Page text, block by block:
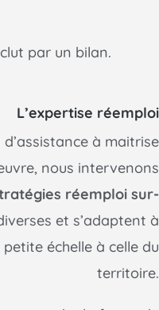
par un bilan.
L’expertise réemploi
à maitrise
nous intervenons
réemploi sur-
et s’adaptent à
échelle à celle du
territoire.